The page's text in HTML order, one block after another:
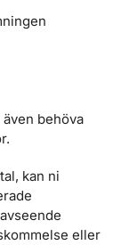
behöva
kan ni
eller